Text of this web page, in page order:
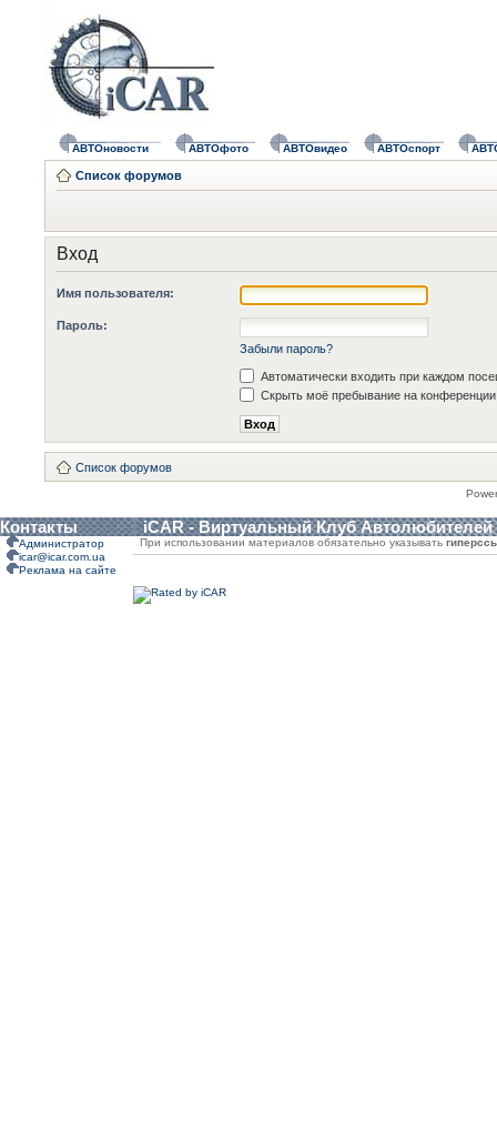
АВТОновости АВТОфото АВТОвидео АВТОспорт
Список форумов
Вход
Имя пользователя:
Пароль:
Забыли пароль?
Автоматически входить при каждом
Скрыть моё пребывание на конференции
Список форумов
Контакты iCAR - Виртуальный Клуб Автолюбителей
Администратор
icar@icar.com.ua
Реклама на сайте
При использовании материалов обязательно указывать